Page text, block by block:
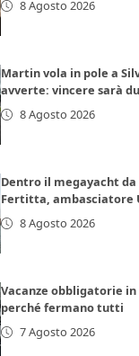
8 Agosto 2026
Martin vola in pole a
avverte: vincere sarà
8 Agosto 2026
Dentro il megayacht da
Fertitta, ambasciatore
8 Agosto 2026
Vacanze obbligatorie in
perché fermano tutti
7 Agosto 2026